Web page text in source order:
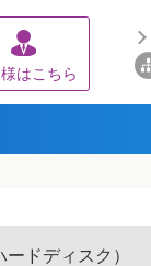
はこちら
ードディスク）